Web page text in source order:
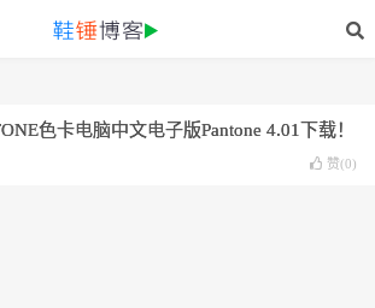
色卡电脑中文电子版Pantone 4.01下载！
赞(0)